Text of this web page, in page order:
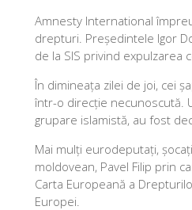
Amnesty International
drepturi. Președintele Igor
de la SIS privind expulzarea
În dimineața zilei de joi, cei
într-o direcție necunoscută.
grupare islamistă, au fost
Mai mulți eurodeputați,
moldovean, Pavel Filip prin
Carta Europeană a
Europei.